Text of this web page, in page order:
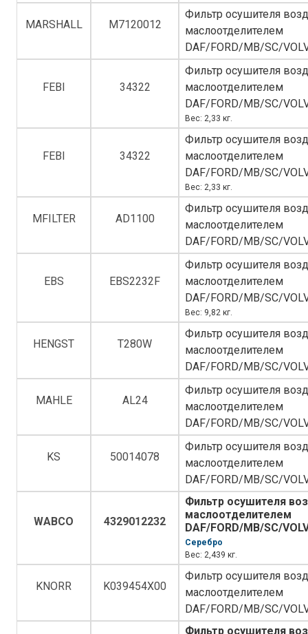
MARSHALL M7120012
Фильтр осушителя
маслоотделителем
DAF/FORD/MB/SC/
FEBI 34322
Фильтр осушителя
маслоотделителем
DAF/FORD/MB/SC/
Вес: 2,33 кг.
FEBI 34322
Фильтр осушителя
маслоотделителем
DAF/FORD/MB/SC/
Вес: 2,33 кг.
MFILTER AD1100
Фильтр осушителя
маслоотделителем
DAF/FORD/MB/SC/
EBS EBS2232F
Фильтр осушителя
маслоотделителем
DAF/FORD/MB/SC/
Вес: 9,82 кг.
HENGST T280W
Фильтр осушителя
маслоотделителем
DAF/FORD/MB/SC/
MAHLE AL24
Фильтр осушителя
маслоотделителем
DAF/FORD/MB/SC/
KS 50014078
Фильтр осушителя
маслоотделителем
DAF/FORD/MB/SC/
WABCO 4329012232
Фильтр осушителя
маслоотделителем
DAF/FORD/MB/SC/
Серебро
Вес: 2,439 кг.
KNORR K039454X00
Фильтр осушителя
маслоотделителем
DAF/FORD/MB/SC/
Фильтр осушителя